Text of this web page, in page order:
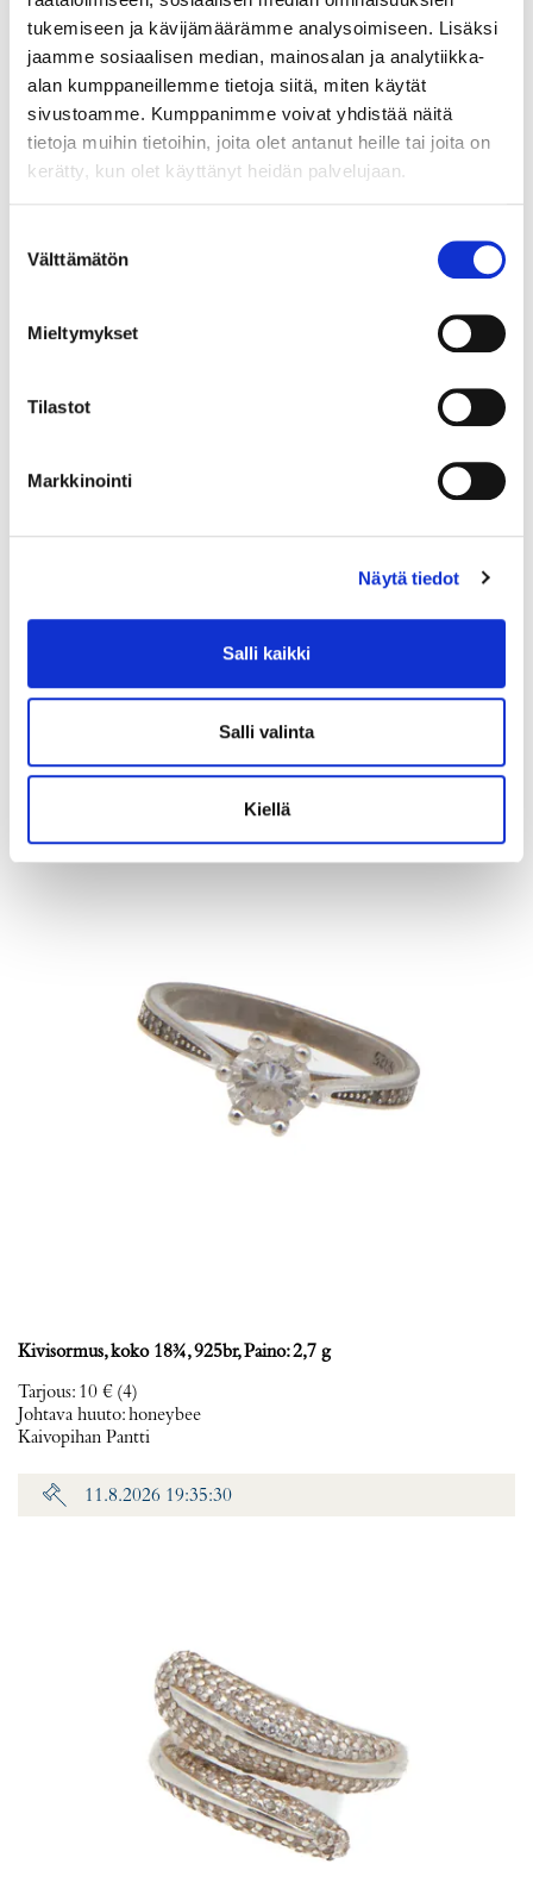
tukemiseen ja kävijämäärämme analysoimiseen. Lisäksi
jaamme sosiaalisen median, mainosalan ja analytiikka-
alan kumppaneillemme tietoja siitä, miten käytät
sivustoamme. Kumppanimme voivat yhdistää näitä
tietoja muihin tietoihin, joita olet antanut heille tai joita on
kerätty, kun olet käyttänyt heidän palvelujaan.
valinta
Välttämätön
Mieltymykset
Tilastot
Markkinointi
Näytä tiedot
Salli kaikki
Salli valinta
Kiellä
Johtava huuto: -
Kaivopihan Pantti
11.8.2026 19:23:30
Lusikka, emaloitu, pituus 165mm, A. Michelsen, Tanska, Julen 1960,
Lähtöhinta
Kivisormus, koko 18¾, 925br, Paino: 2,7 g
Tarjous: 10 € (4)
Johtava huuto:honeybee
Kaivopihan Pantti
11.8.2026 19:35:30